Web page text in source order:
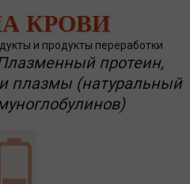
КРОВИ
и продукты переработки
протеин,
плазмы (натуральный